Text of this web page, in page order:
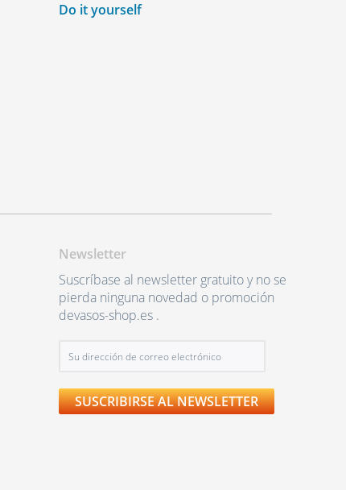
Do it yourself
Newsletter
Suscríbase al newsletter gratuito y no se
pierda ninguna novedad o promoción
devasos-shop.es .
SUSCRIBIRSE AL NEWSLETTER